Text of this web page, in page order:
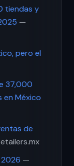
tiendas y
—
pero el
37,000
en México
de
—